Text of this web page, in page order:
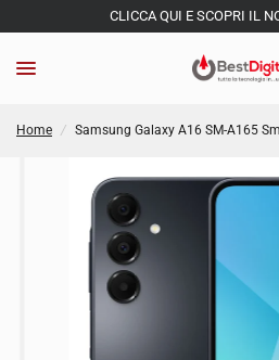
CLICCA QUI E SCOPRI IL
Home / Samsung Galaxy A16 SM-A165